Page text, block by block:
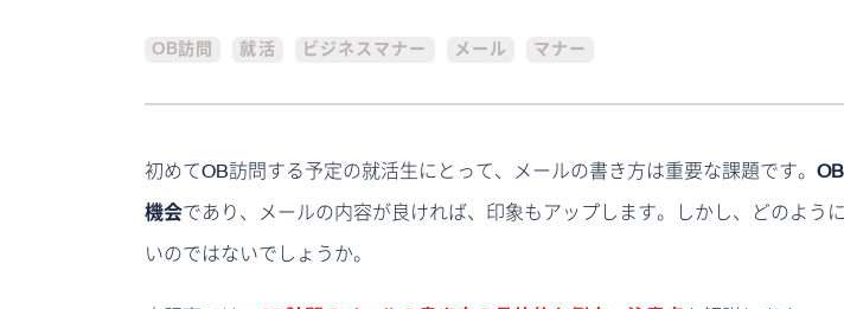
OB訪問 就活 ビジネスマナー メール マナー
初めてOB訪問する予定の就活生にとって、メールの書き方は重要な課題です。
機会であり、メールの内容が良ければ、印象もアップします。しかし、どのよう
いのではないでしょうか。